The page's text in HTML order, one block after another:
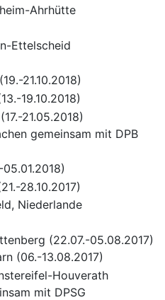
Ahrhütte
Ettelscheid
21.10.2018)
19.10.2018)
21.05.2018)
gemeinsam mit DPB
28.10.2017)
Niederlande
(22.07.-05.08.2017)
(06.-13.08.2017)
Houverath
mit DPSG